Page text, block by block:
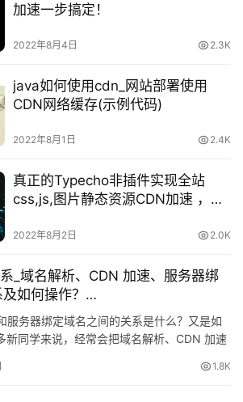
加速一步搞定！
2022年8月4日 2.3K
java如何使用cdn_网站部署使用
CDN网络缓存(示例代码)
2022年8月1日 2.4K
真正的Typecho非插件实现全站
css,js,图片静态资源CDN加速 ，阿
2022年8月2日 2.0K
_域名解析、CDN 加速、服务器绑
及如何操作？…
服务器绑定域名之间的关系是什么？又是如
新同学来说，经常会把域名解析、CDN 加速
1.8K